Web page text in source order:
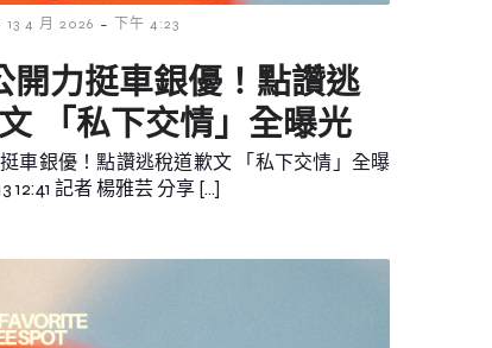
13 4 月 2026 - 下午 4:23
開力挺車銀優！點讚逃
「私下交情」全曝光
車銀優！點讚逃稅道歉文 「私下交情」全曝
12:41 記者 楊雅芸 分享 […]